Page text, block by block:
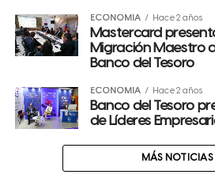
ECONOMÍA Hace 2 años
Mastercard
Migración Maestro
Banco del Tesoro
ECONOMÍA Hace 2 años
Banco del Tesoro
de Líderes
MÁS NOTICIAS